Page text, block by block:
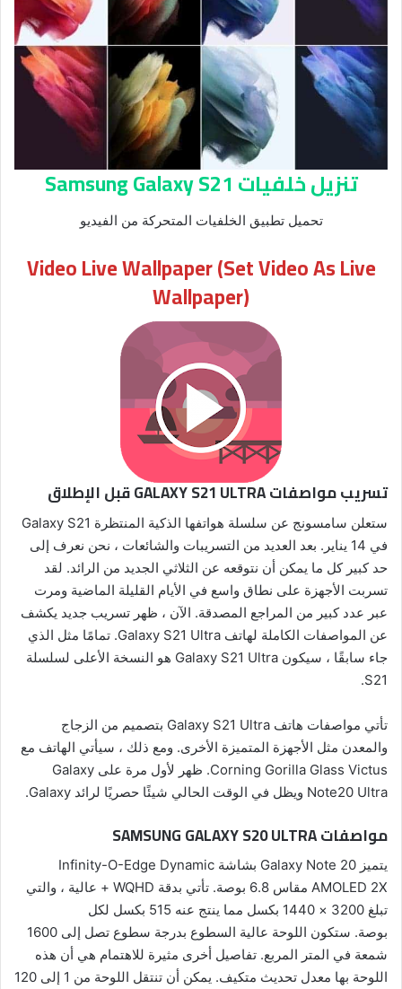
تنزيل خلفيات Samsung Galaxy S21
تحميل تطبيق الخلفيات المتحركة من الفيديو
Video Live Wallpaper (Set Video As Live
Wallpaper)
تسريب مواصفات GALAXY S21 ULTRA قبل الإطلاق
ستعلن سامسونج عن سلسلة هواتفها الذكية المنتظرة Galaxy S21
في 14 يناير. بعد العديد من التسريبات والشائعات ، نحن نعرف إلى
حد كبير كل ما يمكن أن نتوقعه عن الثلاثي الجديد من الرائد. لقد
تسربت الأجهزة على نطاق واسع في الأيام القليلة الماضية ومرت
عبر عدد كبير من المراجع المصدقة. الآن ، ظهر تسريب جديد يكشف
عن المواصفات الكاملة لهاتف Galaxy S21 Ultra. تمامًا مثل الذي
جاء سابقًا ، سيكون Galaxy S21 Ultra هو النسخة الأعلى لسلسلة
S21.
تأتي مواصفات هاتف Galaxy S21 Ultra بتصميم من الزجاج
والمعدن مثل الأجهزة المتميزة الأخرى. ومع ذلك ، سيأتي الهاتف مع
Corning Gorilla Glass Victus. ظهر لأول مرة على Galaxy
Note20 Ultra ويظل في الوقت الحالي شيئًا حصريًا لرائد Galaxy.
مواصفات SAMSUNG GALAXY S20 ULTRA
يتميز Galaxy Note 20 بشاشة Infinity-O-Edge Dynamic
AMOLED 2X مقاس 6.8 بوصة. تأتي بدقة WQHD + عالية ، والتي
تبلغ 3200 × 1440 بكسل مما ينتج عنه 515 بكسل لكل
بوصة. ستكون اللوحة عالية السطوع بدرجة سطوع تصل إلى 1600
شمعة في المتر المربع. تفاصيل أخرى مثيرة للاهتمام هي أن هذه
اللوحة بها معدل تحديث متكيف. يمكن أن تنتقل اللوحة من 1 إلى 120